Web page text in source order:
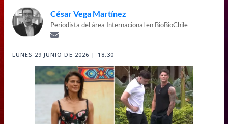
César Vega Martínez
Periodista del área Internacional en BioBioChile
LUNES 29 JUNIO DE 2026 | 18:30